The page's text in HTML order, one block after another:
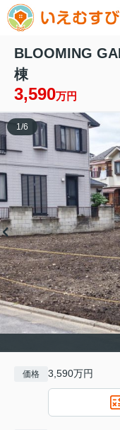
BLOOMING
棟
3,590万円
1/6
価格 3,590万円